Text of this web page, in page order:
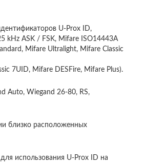
U-Prox ID,
kHz ASK / FSK, Mifare ISO14443A
Mifare Ultralight, Mifare Classic
7UID, Mifare DESFire, Mifare Plus).
Auto, Wiegand 26-80, RS,
близко расположенных
использования U-Prox ID на